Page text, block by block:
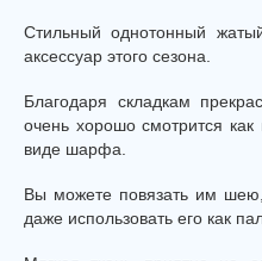
Стильный однотонный
аксессуар этого сезона.
Благодаря складкам
очень хорошо смотрится
виде шарфа.
Вы можете повязать им шею,
даже использовать его как